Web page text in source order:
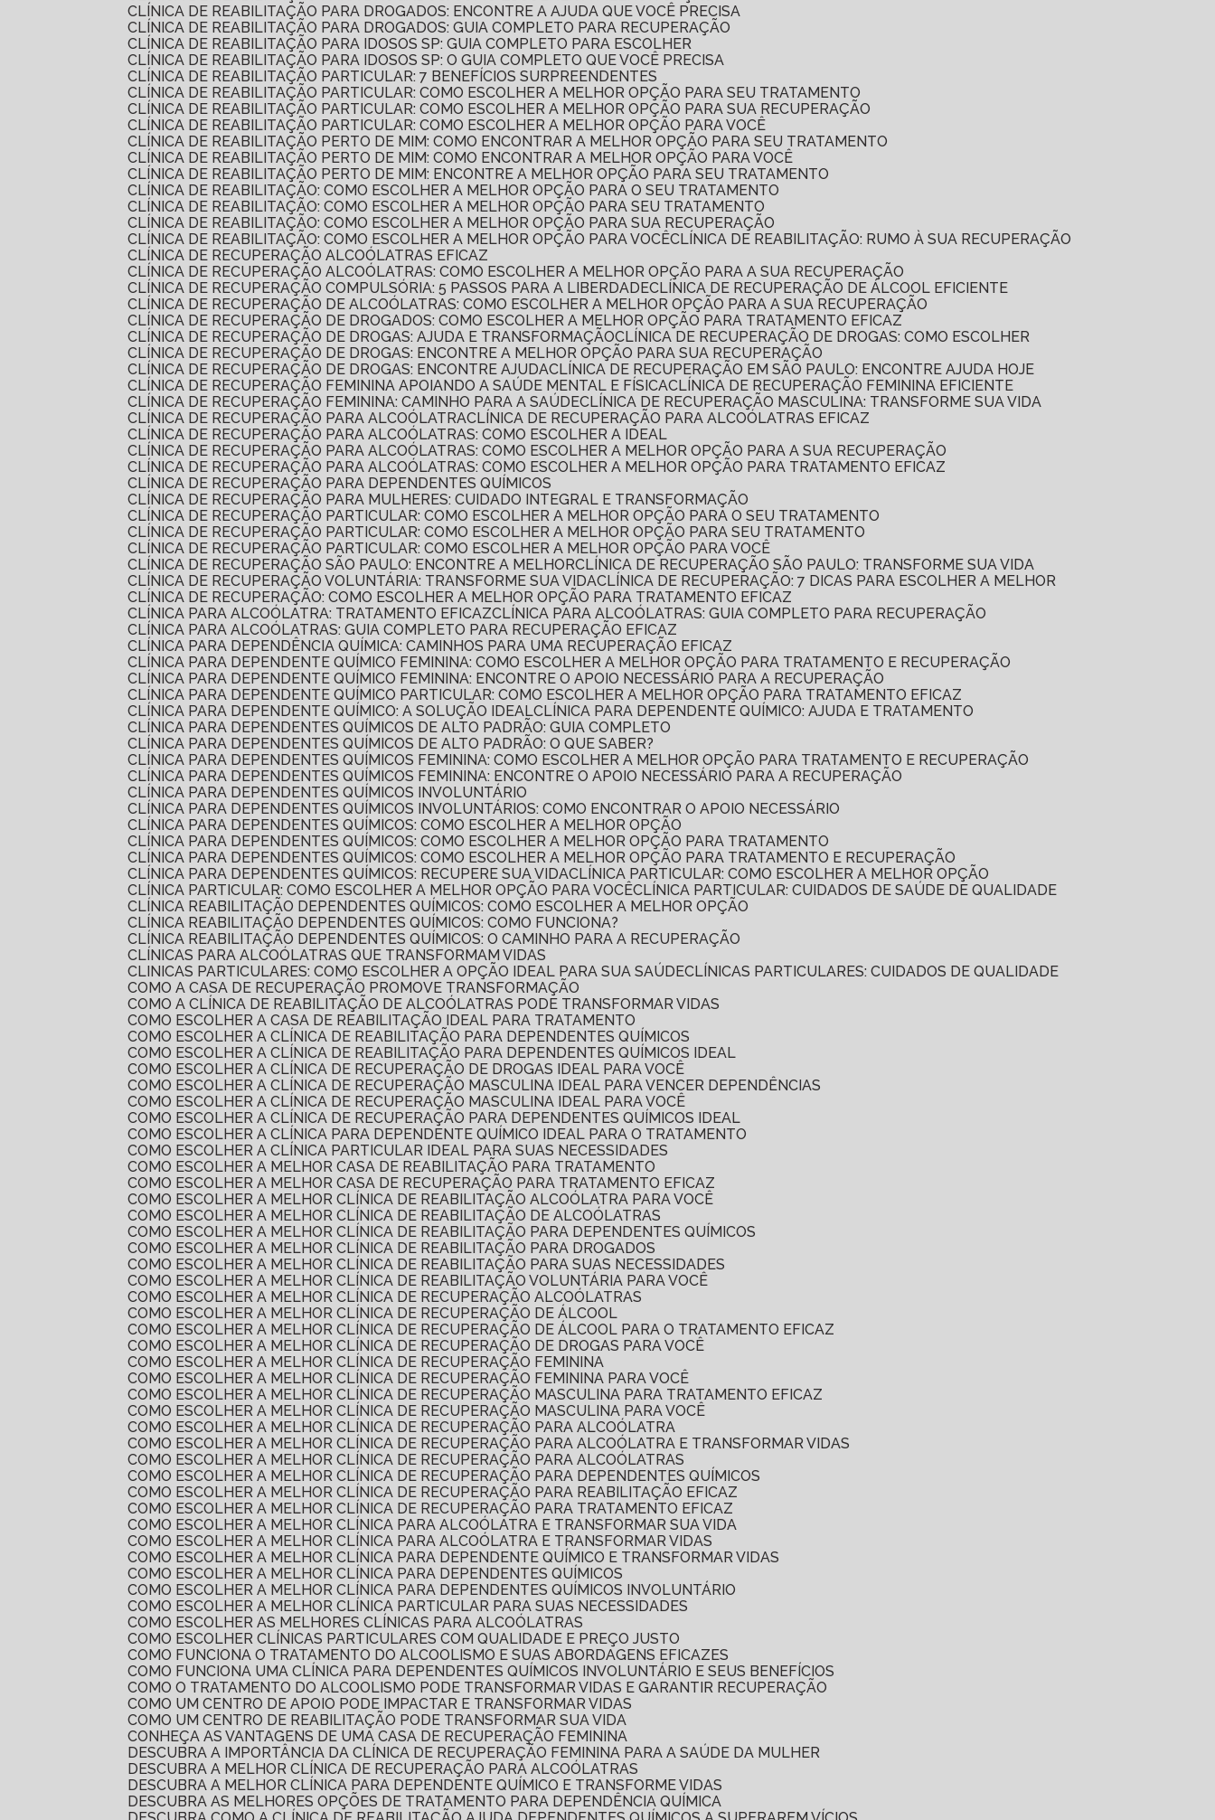
CLÍNICA DE REABILITAÇÃO PARA DROGADOS: ENCONTRE A AJUDA QUE VOCÊ PRECISA
CLÍNICA DE REABILITAÇÃO PARA DROGADOS: GUIA COMPLETO PARA RECUPERAÇÃO
CLÍNICA DE REABILITAÇÃO PARA IDOSOS SP: GUIA COMPLETO PARA ESCOLHER
CLÍNICA DE REABILITAÇÃO PARA IDOSOS SP: O GUIA COMPLETO QUE VOCÊ PRECISA
CLÍNICA DE REABILITAÇÃO PARTICULAR: 7 BENEFÍCIOS SURPREENDENTES
CLÍNICA DE REABILITAÇÃO PARTICULAR: COMO ESCOLHER A MELHOR OPÇÃO PARA SEU TRATAMENTO
CLÍNICA DE REABILITAÇÃO PARTICULAR: COMO ESCOLHER A MELHOR OPÇÃO PARA SUA RECUPERAÇÃO
CLÍNICA DE REABILITAÇÃO PARTICULAR: COMO ESCOLHER A MELHOR OPÇÃO PARA VOCÊ
CLÍNICA DE REABILITAÇÃO PERTO DE MIM: COMO ENCONTRAR A MELHOR OPÇÃO PARA SEU TRATAMENTO
CLÍNICA DE REABILITAÇÃO PERTO DE MIM: COMO ENCONTRAR A MELHOR OPÇÃO PARA VOCÊ
CLÍNICA DE REABILITAÇÃO PERTO DE MIM: ENCONTRE A MELHOR OPÇÃO PARA SEU TRATAMENTO
CLÍNICA DE REABILITAÇÃO: COMO ESCOLHER A MELHOR OPÇÃO PARA O SEU TRATAMENTO
CLÍNICA DE REABILITAÇÃO: COMO ESCOLHER A MELHOR OPÇÃO PARA SEU TRATAMENTO
CLÍNICA DE REABILITAÇÃO: COMO ESCOLHER A MELHOR OPÇÃO PARA SUA RECUPERAÇÃO
CLÍNICA DE REABILITAÇÃO: COMO ESCOLHER A MELHOR OPÇÃO PARA VOCÊ
CLÍNICA DE REABILITAÇÃO: RUMO À SUA RECUPERAÇÃO
CLÍNICA DE RECUPERAÇÃO ALCOÓLATRAS EFICAZ
CLÍNICA DE RECUPERAÇÃO ALCOÓLATRAS: COMO ESCOLHER A MELHOR OPÇÃO PARA A SUA RECUPERAÇÃO
CLÍNICA DE RECUPERAÇÃO COMPULSÓRIA: 5 PASSOS PARA A LIBERDADE
CLÍNICA DE RECUPERAÇÃO DE ÁLCOOL EFICIENTE
CLÍNICA DE RECUPERAÇÃO DE ALCOÓLATRAS: COMO ESCOLHER A MELHOR OPÇÃO PARA A SUA RECUPERAÇÃO
CLÍNICA DE RECUPERAÇÃO DE DROGADOS: COMO ESCOLHER A MELHOR OPÇÃO PARA TRATAMENTO EFICAZ
CLÍNICA DE RECUPERAÇÃO DE DROGAS: AJUDA E TRANSFORMAÇÃO
CLÍNICA DE RECUPERAÇÃO DE DROGAS: COMO ESCOLHER
CLÍNICA DE RECUPERAÇÃO DE DROGAS: ENCONTRE A MELHOR OPÇÃO PARA SUA RECUPERAÇÃO
CLÍNICA DE RECUPERAÇÃO DE DROGAS: ENCONTRE AJUDA
CLÍNICA DE RECUPERAÇÃO EM SÃO PAULO: ENCONTRE AJUDA HOJE
CLÍNICA DE RECUPERAÇÃO FEMININA APOIANDO A SAÚDE MENTAL E FÍSICA
CLÍNICA DE RECUPERAÇÃO FEMININA EFICIENTE
CLÍNICA DE RECUPERAÇÃO FEMININA: CAMINHO PARA A SAÚDE
CLÍNICA DE RECUPERAÇÃO MASCULINA: TRANSFORME SUA VIDA
CLÍNICA DE RECUPERAÇÃO PARA ALCOÓLATRA
CLÍNICA DE RECUPERAÇÃO PARA ALCOÓLATRAS EFICAZ
CLÍNICA DE RECUPERAÇÃO PARA ALCOÓLATRAS: COMO ESCOLHER A IDEAL
CLÍNICA DE RECUPERAÇÃO PARA ALCOÓLATRAS: COMO ESCOLHER A MELHOR OPÇÃO PARA A SUA RECUPERAÇÃO
CLÍNICA DE RECUPERAÇÃO PARA ALCOÓLATRAS: COMO ESCOLHER A MELHOR OPÇÃO PARA TRATAMENTO EFICAZ
CLÍNICA DE RECUPERAÇÃO PARA DEPENDENTES QUÍMICOS
CLÍNICA DE RECUPERAÇÃO PARA MULHERES: CUIDADO INTEGRAL E TRANSFORMAÇÃO
CLÍNICA DE RECUPERAÇÃO PARTICULAR: COMO ESCOLHER A MELHOR OPÇÃO PARA O SEU TRATAMENTO
CLÍNICA DE RECUPERAÇÃO PARTICULAR: COMO ESCOLHER A MELHOR OPÇÃO PARA SEU TRATAMENTO
CLÍNICA DE RECUPERAÇÃO PARTICULAR: COMO ESCOLHER A MELHOR OPÇÃO PARA VOCÊ
CLÍNICA DE RECUPERAÇÃO SÃO PAULO: ENCONTRE A MELHOR
CLÍNICA DE RECUPERAÇÃO SÃO PAULO: TRANSFORME SUA VIDA
CLÍNICA DE RECUPERAÇÃO VOLUNTÁRIA: TRANSFORME SUA VIDA
CLÍNICA DE RECUPERAÇÃO: 7 DICAS PARA ESCOLHER A MELHOR
CLÍNICA DE RECUPERAÇÃO: COMO ESCOLHER A MELHOR OPÇÃO PARA TRATAMENTO EFICAZ
CLÍNICA PARA ALCOÓLATRA: TRATAMENTO EFICAZ
CLÍNICA PARA ALCOÓLATRAS: GUIA COMPLETO PARA RECUPERAÇÃO
CLÍNICA PARA ALCOÓLATRAS: GUIA COMPLETO PARA RECUPERAÇÃO EFICAZ
CLÍNICA PARA DEPENDÊNCIA QUÍMICA: CAMINHOS PARA UMA RECUPERAÇÃO EFICAZ
CLÍNICA PARA DEPENDENTE QUÍMICO FEMININA: COMO ESCOLHER A MELHOR OPÇÃO PARA TRATAMENTO E RECUPERAÇÃO
CLÍNICA PARA DEPENDENTE QUÍMICO FEMININA: ENCONTRE O APOIO NECESSÁRIO PARA A RECUPERAÇÃO
CLÍNICA PARA DEPENDENTE QUÍMICO PARTICULAR: COMO ESCOLHER A MELHOR OPÇÃO PARA TRATAMENTO EFICAZ
CLÍNICA PARA DEPENDENTE QUÍMICO: A SOLUÇÃO IDEAL
CLÍNICA PARA DEPENDENTE QUÍMICO: AJUDA E TRATAMENTO
CLÍNICA PARA DEPENDENTES QUÍMICOS DE ALTO PADRÃO: GUIA COMPLETO
CLÍNICA PARA DEPENDENTES QUÍMICOS DE ALTO PADRÃO: O QUE SABER?
CLÍNICA PARA DEPENDENTES QUÍMICOS FEMININA: COMO ESCOLHER A MELHOR OPÇÃO PARA TRATAMENTO E RECUPERAÇÃO
CLÍNICA PARA DEPENDENTES QUÍMICOS FEMININA: ENCONTRE O APOIO NECESSÁRIO PARA A RECUPERAÇÃO
CLÍNICA PARA DEPENDENTES QUÍMICOS INVOLUNTÁRIO
CLÍNICA PARA DEPENDENTES QUÍMICOS INVOLUNTÁRIOS: COMO ENCONTRAR O APOIO NECESSÁRIO
CLÍNICA PARA DEPENDENTES QUÍMICOS: COMO ESCOLHER A MELHOR OPÇÃO
CLÍNICA PARA DEPENDENTES QUÍMICOS: COMO ESCOLHER A MELHOR OPÇÃO PARA TRATAMENTO
CLÍNICA PARA DEPENDENTES QUÍMICOS: COMO ESCOLHER A MELHOR OPÇÃO PARA TRATAMENTO E RECUPERAÇÃO
CLÍNICA PARA DEPENDENTES QUÍMICOS: RECUPERE SUA VIDA
CLÍNICA PARTICULAR: COMO ESCOLHER A MELHOR OPÇÃO
CLÍNICA PARTICULAR: COMO ESCOLHER A MELHOR OPÇÃO PARA VOCÊ
CLÍNICA PARTICULAR: CUIDADOS DE SAÚDE DE QUALIDADE
CLÍNICA REABILITAÇÃO DEPENDENTES QUÍMICOS: COMO ESCOLHER A MELHOR OPÇÃO
CLÍNICA REABILITAÇÃO DEPENDENTES QUÍMICOS: COMO FUNCIONA?
CLÍNICA REABILITAÇÃO DEPENDENTES QUÍMICOS: O CAMINHO PARA A RECUPERAÇÃO
CLÍNICAS PARA ALCOÓLATRAS QUE TRANSFORMAM VIDAS
CLINICAS PARTICULARES: COMO ESCOLHER A OPÇÃO IDEAL PARA SUA SAÚDE
CLÍNICAS PARTICULARES: CUIDADOS DE QUALIDADE
COMO A CASA DE RECUPERAÇÃO PROMOVE TRANSFORMAÇÃO
COMO A CLÍNICA DE REABILITAÇÃO DE ALCOÓLATRAS PODE TRANSFORMAR VIDAS
COMO ESCOLHER A CASA DE REABILITAÇÃO IDEAL PARA TRATAMENTO
COMO ESCOLHER A CLÍNICA DE REABILITAÇÃO PARA DEPENDENTES QUÍMICOS
COMO ESCOLHER A CLÍNICA DE REABILITAÇÃO PARA DEPENDENTES QUÍMICOS IDEAL
COMO ESCOLHER A CLÍNICA DE RECUPERAÇÃO DE DROGAS IDEAL PARA VOCÊ
COMO ESCOLHER A CLÍNICA DE RECUPERAÇÃO MASCULINA IDEAL PARA VENCER DEPENDÊNCIAS
COMO ESCOLHER A CLÍNICA DE RECUPERAÇÃO MASCULINA IDEAL PARA VOCÊ
COMO ESCOLHER A CLÍNICA DE RECUPERAÇÃO PARA DEPENDENTES QUÍMICOS IDEAL
COMO ESCOLHER A CLÍNICA PARA DEPENDENTE QUÍMICO IDEAL PARA O TRATAMENTO
COMO ESCOLHER A CLÍNICA PARTICULAR IDEAL PARA SUAS NECESSIDADES
COMO ESCOLHER A MELHOR CASA DE REABILITAÇÃO PARA TRATAMENTO
COMO ESCOLHER A MELHOR CASA DE RECUPERAÇÃO PARA TRATAMENTO EFICAZ
COMO ESCOLHER A MELHOR CLÍNICA DE REABILITAÇÃO ALCOÓLATRA PARA VOCÊ
COMO ESCOLHER A MELHOR CLÍNICA DE REABILITAÇÃO DE ALCOÓLATRAS
COMO ESCOLHER A MELHOR CLÍNICA DE REABILITAÇÃO PARA DEPENDENTES QUÍMICOS
COMO ESCOLHER A MELHOR CLÍNICA DE REABILITAÇÃO PARA DROGADOS
COMO ESCOLHER A MELHOR CLÍNICA DE REABILITAÇÃO PARA SUAS NECESSIDADES
COMO ESCOLHER A MELHOR CLÍNICA DE REABILITAÇÃO VOLUNTÁRIA PARA VOCÊ
COMO ESCOLHER A MELHOR CLÍNICA DE RECUPERAÇÃO ALCOÓLATRAS
COMO ESCOLHER A MELHOR CLÍNICA DE RECUPERAÇÃO DE ÁLCOOL
COMO ESCOLHER A MELHOR CLÍNICA DE RECUPERAÇÃO DE ÁLCOOL PARA O TRATAMENTO EFICAZ
COMO ESCOLHER A MELHOR CLÍNICA DE RECUPERAÇÃO DE DROGAS PARA VOCÊ
COMO ESCOLHER A MELHOR CLÍNICA DE RECUPERAÇÃO FEMININA
COMO ESCOLHER A MELHOR CLÍNICA DE RECUPERAÇÃO FEMININA PARA VOCÊ
COMO ESCOLHER A MELHOR CLÍNICA DE RECUPERAÇÃO MASCULINA PARA TRATAMENTO EFICAZ
COMO ESCOLHER A MELHOR CLÍNICA DE RECUPERAÇÃO MASCULINA PARA VOCÊ
COMO ESCOLHER A MELHOR CLÍNICA DE RECUPERAÇÃO PARA ALCOÓLATRA
COMO ESCOLHER A MELHOR CLÍNICA DE RECUPERAÇÃO PARA ALCOÓLATRA E TRANSFORMAR VIDAS
COMO ESCOLHER A MELHOR CLÍNICA DE RECUPERAÇÃO PARA ALCOÓLATRAS
COMO ESCOLHER A MELHOR CLÍNICA DE RECUPERAÇÃO PARA DEPENDENTES QUÍMICOS
COMO ESCOLHER A MELHOR CLÍNICA DE RECUPERAÇÃO PARA REABILITAÇÃO EFICAZ
COMO ESCOLHER A MELHOR CLÍNICA DE RECUPERAÇÃO PARA TRATAMENTO EFICAZ
COMO ESCOLHER A MELHOR CLÍNICA PARA ALCOÓLATRA E TRANSFORMAR SUA VIDA
COMO ESCOLHER A MELHOR CLÍNICA PARA ALCOÓLATRA E TRANSFORMAR VIDAS
COMO ESCOLHER A MELHOR CLÍNICA PARA DEPENDENTE QUÍMICO E TRANSFORMAR VIDAS
COMO ESCOLHER A MELHOR CLÍNICA PARA DEPENDENTES QUÍMICOS
COMO ESCOLHER A MELHOR CLÍNICA PARA DEPENDENTES QUÍMICOS INVOLUNTÁRIO
COMO ESCOLHER A MELHOR CLÍNICA PARTICULAR PARA SUAS NECESSIDADES
COMO ESCOLHER AS MELHORES CLÍNICAS PARA ALCOÓLATRAS
COMO ESCOLHER CLÍNICAS PARTICULARES COM QUALIDADE E PREÇO JUSTO
COMO FUNCIONA O TRATAMENTO DO ALCOOLISMO E SUAS ABORDAGENS EFICAZES
COMO FUNCIONA UMA CLÍNICA PARA DEPENDENTES QUÍMICOS INVOLUNTÁRIO E SEUS BENEFÍCIOS
COMO O TRATAMENTO DO ALCOOLISMO PODE TRANSFORMAR VIDAS E GARANTIR RECUPERAÇÃO
COMO UM CENTRO DE APOIO PODE IMPACTAR E TRANSFORMAR VIDAS
COMO UM CENTRO DE REABILITAÇÃO PODE TRANSFORMAR SUA VIDA
CONHEÇA AS VANTAGENS DE UMA CASA DE RECUPERAÇÃO FEMININA
DESCUBRA A IMPORTÂNCIA DA CLÍNICA DE RECUPERAÇÃO FEMININA PARA A SAÚDE DA MULHER
DESCUBRA A MELHOR CLÍNICA DE RECUPERAÇÃO PARA ALCOÓLATRAS
DESCUBRA A MELHOR CLÍNICA PARA DEPENDENTE QUÍMICO E TRANSFORME VIDAS
DESCUBRA AS MELHORES OPÇÕES DE TRATAMENTO PARA DEPENDÊNCIA QUÍMICA